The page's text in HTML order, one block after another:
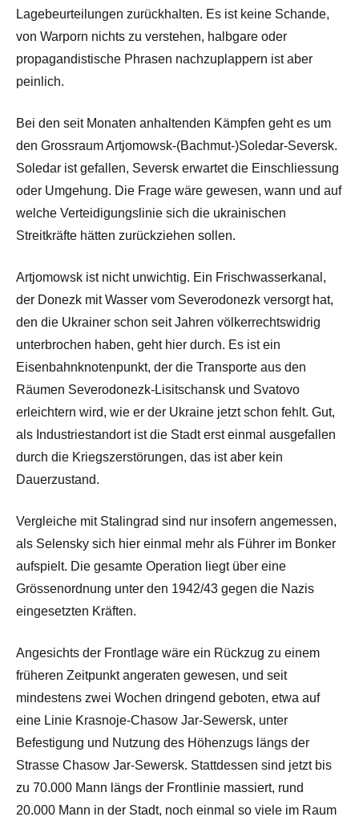
Lagebeurteilungen zurückhalten. Es ist keine Schande,
von Warporn nichts zu verstehen, halbgare oder
propagandistische Phrasen nachzuplappern ist aber
peinlich.
Bei den seit Monaten anhaltenden Kämpfen geht es um
den Grossraum Artjomowsk-(Bachmut-)Soledar-Seversk.
Soledar ist gefallen, Seversk erwartet die Einschliessung
oder Umgehung. Die Frage wäre gewesen, wann und auf
welche Verteidigungslinie sich die ukrainischen
Streitkräfte hätten zurückziehen sollen.
Artjomowsk ist nicht unwichtig. Ein Frischwasserkanal,
der Donezk mit Wasser vom Severodonezk versorgt hat,
den die Ukrainer schon seit Jahren völkerrechtswidrig
unterbrochen haben, geht hier durch. Es ist ein
Eisenbahnknotenpunkt, der die Transporte aus den
Räumen Severodonezk-Lisitschansk und Svatovo
erleichtern wird, wie er der Ukraine jetzt schon fehlt. Gut,
als Industriestandort ist die Stadt erst einmal ausgefallen
durch die Kriegszerstörungen, das ist aber kein
Dauerzustand.
Vergleiche mit Stalingrad sind nur insofern angemessen,
als Selensky sich hier einmal mehr als Führer im Bonker
aufspielt. Die gesamte Operation liegt über eine
Grössenordnung unter den 1942/43 gegen die Nazis
eingesetzten Kräften.
Angesichts der Frontlage wäre ein Rückzug zu einem
früheren Zeitpunkt angeraten gewesen, und seit
mindestens zwei Wochen dringend geboten, etwa auf
eine Linie Krasnoje-Chasow Jar-Sewersk, unter
Befestigung und Nutzung des Höhenzugs längs der
Strasse Chasow Jar-Sewersk. Stattdessen sind jetzt bis
zu 70.000 Mann längs der Frontlinie massiert, rund
20.000 Mann in der Stadt, noch einmal so viele im Raum